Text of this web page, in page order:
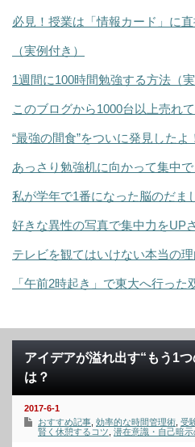
必見！授業は「情報カード」に
（実例付き）
1週間に100時間勉強する方法（実
このブログから1000台以上売れ
“最強の間食”をついに発見したよ
あっさり勉強机に向かって集中
私が学年で1番になった脳のだま
好きな異性の写真で集中力をUP
テレビを観てはいけない本当の理
「午前2時起き」で東大へ行った
アイデアが溢れ出す“もう1
は？
2017-6-1
おすすめ記事 効率的な時間管理術 受
賢く休憩するコツ 潜在意識・自己暗示